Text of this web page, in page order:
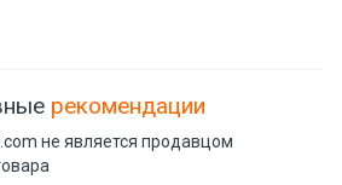
рекомендации
не является продавцом